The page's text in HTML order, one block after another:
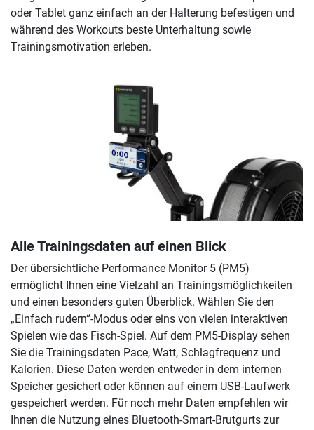
oder Tablet ganz einfach an der Halterung befestigen und
während des Workouts beste Unterhaltung sowie
Trainingsmotivation erleben.
Alle Trainingsdaten auf einen Blick
Der übersichtliche Performance Monitor 5 (PM5)
ermöglicht Ihnen eine Vielzahl an Trainingsmöglichkeiten
und einen besonders guten Überblick. Wählen Sie den
„Einfach rudern“-Modus oder eins von vielen interaktiven
Spielen wie das Fisch-Spiel. Auf dem PM5-Display sehen
Sie die Trainingsdaten Pace, Watt, Schlagfrequenz und
Kalorien. Diese Daten werden entweder in dem internen
Speicher gesichert oder können auf einem USB-Laufwerk
gespeichert werden. Für noch mehr Daten empfehlen wir
Ihnen die Nutzung eines Bluetooth-Smart-Brutgurts zur